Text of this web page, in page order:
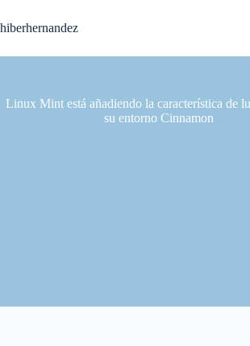
al
contenido
hiberhernandez
Linux Mint está añadiendo la característica de
su entorno Cinnamon